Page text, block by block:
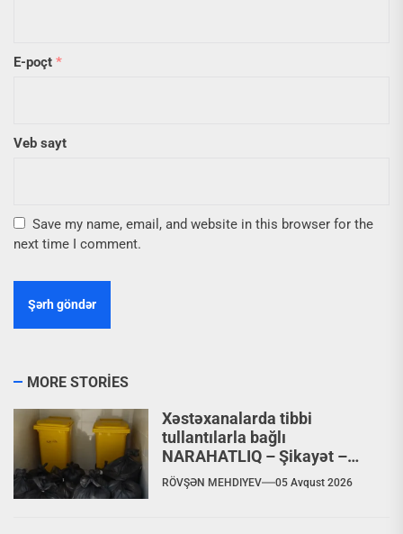
E-poçt *
Veb sayt
Save my name, email, and website in this browser for the
next time I comment.
MORE STORIES
Xəstəxanalarda tibbi
tullantılarla bağlı
NARAHATLIQ – Şikayət –
VİDEO
RÖVŞƏN MEHDIYEV 05 Avqust 2026